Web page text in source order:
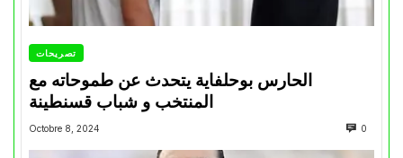
تصريحات
الحارس بوحلفاية يتحدث عن طموحاته مع
المنتخب و شباب قسنطينة
Octobre 8, 2024 0